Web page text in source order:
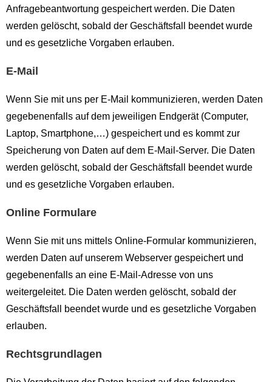
Anfragebeantwortung gespeichert werden. Die Daten
werden gelöscht, sobald der Geschäftsfall beendet wurde
und es gesetzliche Vorgaben erlauben.
E-Mail
Wenn Sie mit uns per E-Mail kommunizieren, werden Daten
gegebenenfalls auf dem jeweiligen Endgerät (Computer,
Laptop, Smartphone,…) gespeichert und es kommt zur
Speicherung von Daten auf dem E-Mail-Server. Die Daten
werden gelöscht, sobald der Geschäftsfall beendet wurde
und es gesetzliche Vorgaben erlauben.
Online Formulare
Wenn Sie mit uns mittels Online-Formular kommunizieren,
werden Daten auf unserem Webserver gespeichert und
gegebenenfalls an eine E-Mail-Adresse von uns
weitergeleitet. Die Daten werden gelöscht, sobald der
Geschäftsfall beendet wurde und es gesetzliche Vorgaben
erlauben.
Rechtsgrundlagen